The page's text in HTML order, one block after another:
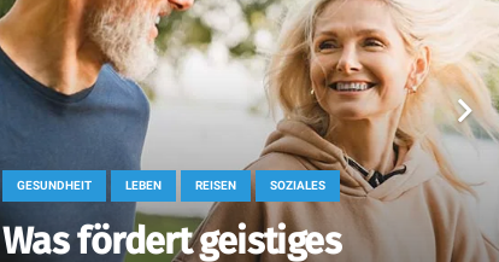
GESUNDHEIT LEBEN REISEN SOZIALES
Was fördert geistiges